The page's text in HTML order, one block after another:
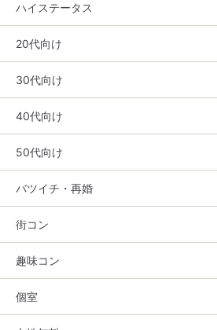
ハイステータス
20代向け
30代向け
40代向け
50代向け
バツイチ・再婚
街コン
趣味コン
個室